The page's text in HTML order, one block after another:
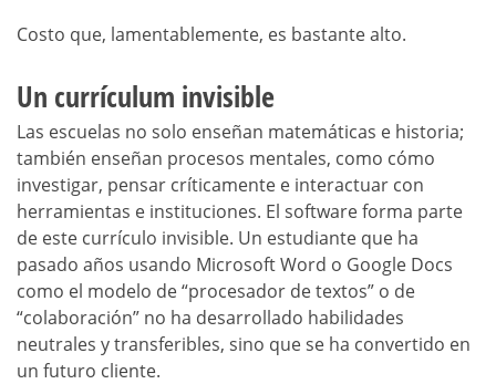
Costo que, lamentablemente, es bastante alto.
Un currículum invisible
Las escuelas no solo enseñan matemáticas e historia;
también enseñan procesos mentales, como cómo
investigar, pensar críticamente e interactuar con
herramientas e instituciones. El software forma parte
de este currículo invisible. Un estudiante que ha
pasado años usando Microsoft Word o Google Docs
como el modelo de “procesador de textos” o de
“colaboración” no ha desarrollado habilidades
neutrales y transferibles, sino que se ha convertido en
un futuro cliente.